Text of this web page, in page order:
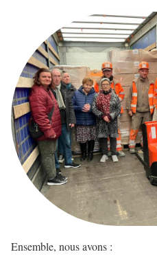
Ensemble, nous avons :